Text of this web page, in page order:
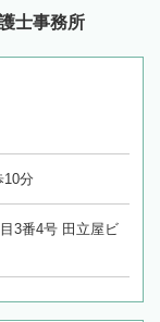
士事務所
10分
3番4号 田立屋ビ